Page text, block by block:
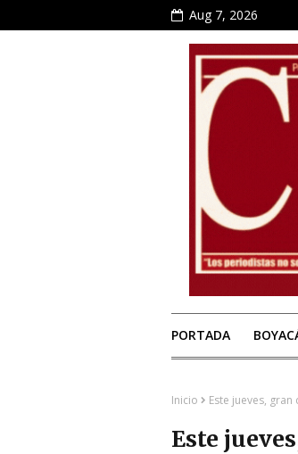
Aug 7, 2026
PORTADA
Inicio Este jueves,
Este